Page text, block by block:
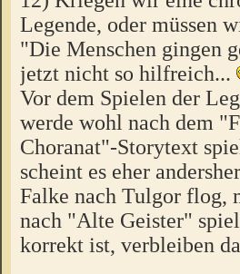
Legende, oder müssen
"Die Menschen gingen
jetzt nicht so hilfreich...
Vor dem Spielen der
werde wohl nach dem
Choranat"-Storytext
scheint es eher
Falke nach Tulgor flog,
nach "Alte Geister"
korrekt ist, verbleiben